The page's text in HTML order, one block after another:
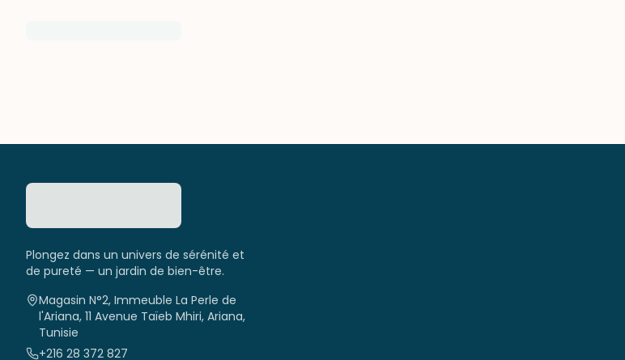
Plongez dans un univers de sérénité et
de pureté — un jardin de bien-être.
Magasin N°2, Immeuble La Perle de
l'Ariana, 11 Avenue Taïeb Mhiri, Ariana,
Tunisie
+216 28 372 827